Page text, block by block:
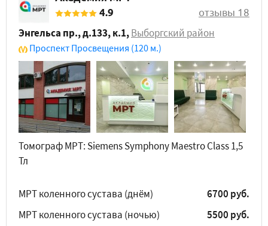
4.9
отзывы 18
Энгельса пр., д.133, к.1,Выборгский район
Проспект Просвещения (120 м.)
Томограф МРТ: Siemens Symphony Maestro Class 1,5
Тл
МРТ коленного сустава (днём)
6700 руб.
МРТ коленного сустава (ночью)
5500 руб.